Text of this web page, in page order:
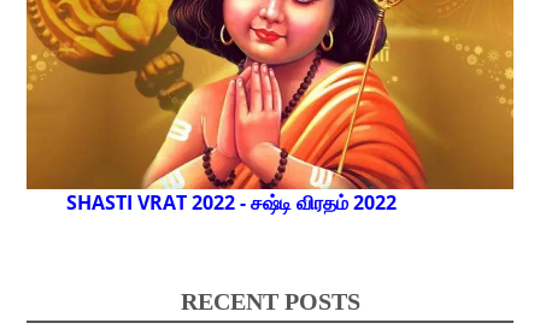
SHASTI VRAT 2022 - சஷ்டி விரதம் 2022
RECENT POSTS